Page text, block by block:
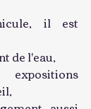
il est
de l'eau,